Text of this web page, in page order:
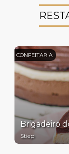
CONFEITARIA
Brigadeiro
Stiep